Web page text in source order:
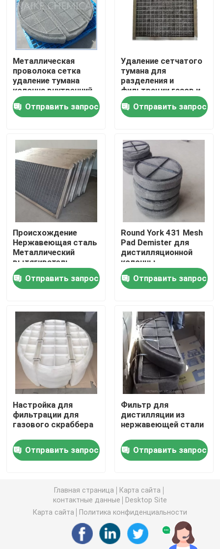
Домой
Продукты
Видеозаписи
О нас
Экскурсия по заводу
Контроль качества
Свяжитесь с нами
Запросите цитату
Молекулярный сито зеолит
углекислый литий
Активированный глинозем
Случайная упаковка колонки
структурированная башенная упаковка
internals перегонной колонны
Шарик глинозема керамический
Металлическая
проволока сетка
удаление тумана
колонна внутренний
производитель в
КитаеОтправить запрос
Удаление сетчатого
тумана для
разделения и
фильтрации газов и
жидкостей
Отправить запрос
Происхождение
Нержавеющая сталь
Металлический
вытягиватель
тумана с
металлической
рамой для
колонны
Отправить запрос
Round York 431 Mesh
Pad Demister для
дистилляционной
колонны
Отправить запрос
Настройка для
фильтрации для
газового скраббера
Отправить запрос
Фильтр для
дистилляции из
нержавеющей стали
Отправить запрос
Главная страница
Карта сайта
контактные данные
Desktop Site
Карта сайта
Политика конфиденциальности